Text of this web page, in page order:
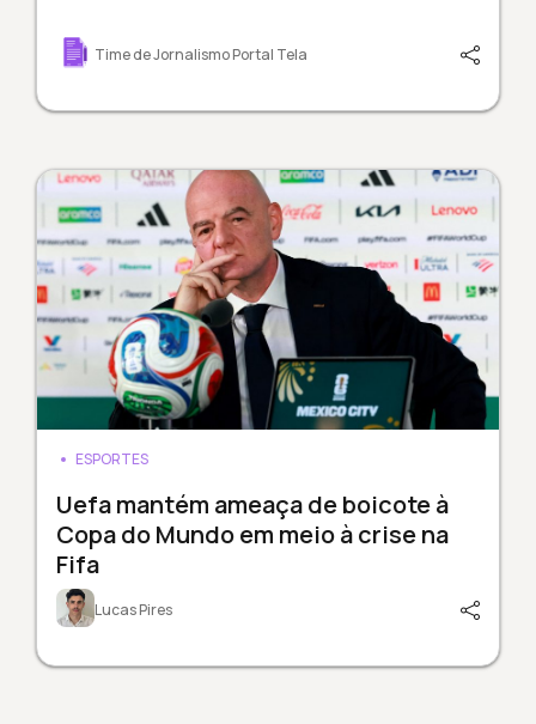
Time de Jornalismo Portal Tela
ESPORTES
Uefa mantém ameaça de boicote à
Copa do Mundo em meio à crise na
Fifa
Lucas Pires